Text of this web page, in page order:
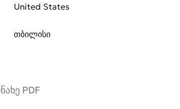
United States
თბილისი